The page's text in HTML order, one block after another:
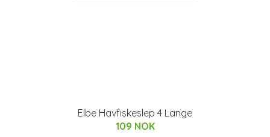
Elbe Havfiskeslep 4 Lange
109 NOK